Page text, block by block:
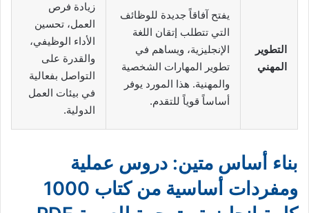
التطوير
المهني
يفتح آفاقاً جديدة للوظائف
التي تتطلب إتقان اللغة
الإنجليزية، ويساهم في
تطوير المهارات الشخصية
والمهنية. هذا المورد يوفر
أساساً قوياً للتقدم.
زيادة فرص
العمل، تحسين
الأداء الوظيفي،
والقدرة على
التواصل بفعالية
في بيئات العمل
الدولية.
بناء أساس متين: دروس عملية
ومفردات أساسية من كتاب 1000